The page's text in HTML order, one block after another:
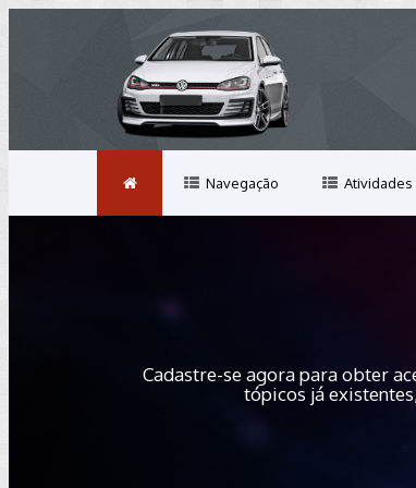
Navegação Atividades
Cadastre-se agora para obter
tópicos já